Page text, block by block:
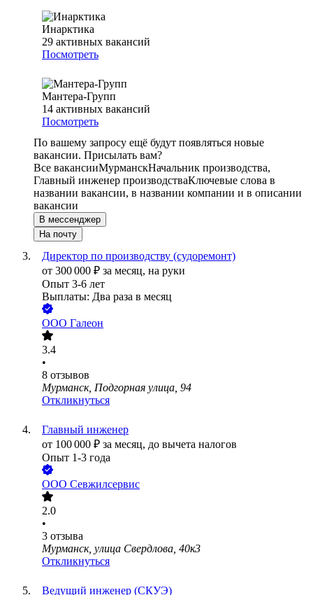
Инарктика
29 активных вакансий
Посмотреть
Мантера-Групп
14 активных вакансий
Посмотреть
По вашему запросу ещё будут появляться новые
вакансии. Присылать вам?
Все вакансииМурманскНачальник производства,
Главный инженер производстваКлючевые слова в
названии вакансии, в названии компании и в описании
вакансии
В мессенджер
На почту
Директор по производству (судоремонт)
от 300 000 ₽ за месяц, на руки
Опыт 3-6 лет
Выплаты: Два раза в месяц
ООО Галеон
3.4
•
8 отзывов
Мурманск, Подгорная улица, 94
Откликнуться
Главный инженер
от 100 000 ₽ за месяц, до вычета налогов
Опыт 1-3 года
ООО Севжилсервис
2.0
•
3 отзыва
Мурманск, улица Свердлова, 40к3
Откликнуться
Ведущий инженер (СКУЭ)